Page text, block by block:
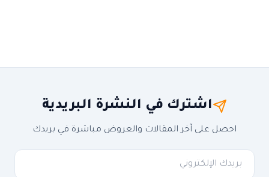
اشترك في النشرة البريدية
احصل على آخر المقالات والعروض مباشرة في بريدك